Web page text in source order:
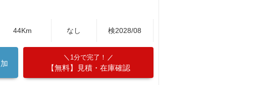
44Km なし 検2028/08
1分で完了！
【無料】見積・在庫確認